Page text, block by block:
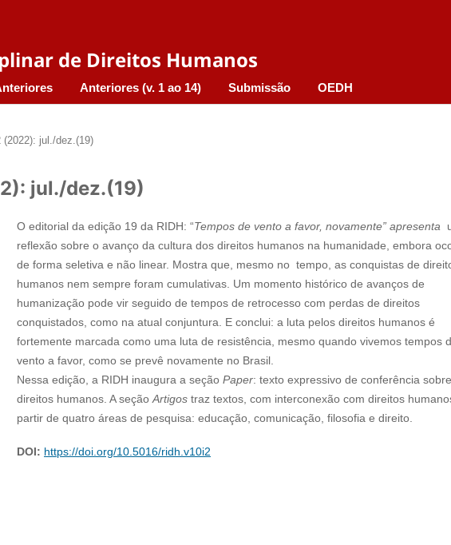
de Direitos Humanos
Anteriores (v. 1 ao 14) Submissão OEDH
(2022): jul./dez.(19)
jul./dez.(19)
O editorial da edição 19 da RIDH: “Tempos de vento a favor, novamente” apresenta
reflexão sobre o avanço da cultura dos direitos humanos na humanidade, embora
de forma seletiva e não linear. Mostra que, mesmo no tempo, as conquistas de
humanos nem sempre foram cumulativas. Um momento histórico de avanços de
humanização pode vir seguido de tempos de retrocesso com perdas de direitos
conquistados, como na atual conjuntura. E conclui: a luta pelos direitos humanos é
fortemente marcada como uma luta de resistência, mesmo quando vivemos tempos
vento a favor, como se prevê novamente no Brasil.
Nessa edição, a RIDH inaugura a seção Paper: texto expressivo de conferência sobre
direitos humanos. A seção Artigos traz textos, com interconexão com direitos
partir de quatro áreas de pesquisa: educação, comunicação, filosofia e direito.
DOI: https://doi.org/10.5016/ridh.v10i2